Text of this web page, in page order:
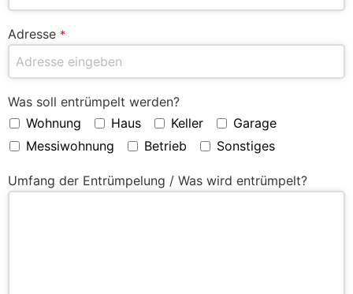
Adresse *
Was soll entrümpelt werden?
Wohnung
Haus Keller
Garage
Messiwohnung
Betrieb Sonstiges
Umfang der Entrümpelung / Was wird entrümpelt?